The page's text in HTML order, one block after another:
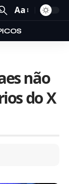
Aa
não
do X